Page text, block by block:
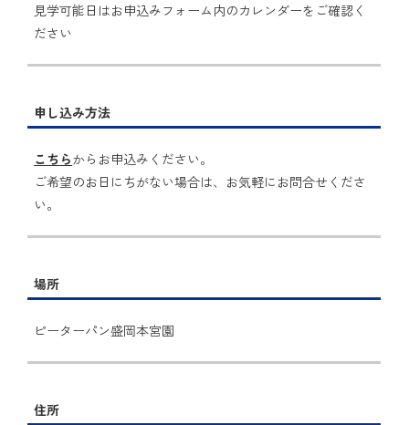
見学可能日はお申込みフォーム内のカレンダーをご確認く
ださい
申し込み方法
こちらからお申込みください。
ご希望のお日にちがない場合は、お気軽にお問合せくださ
い。
場所
ピーターパン盛岡本宮園
住所